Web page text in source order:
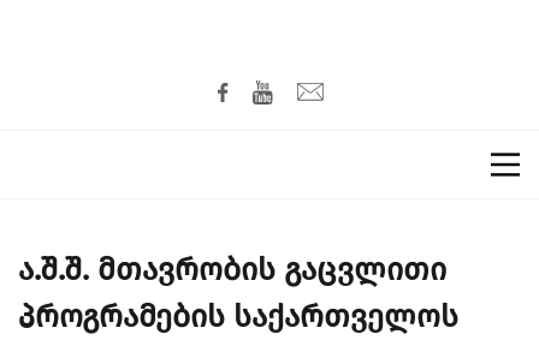
ა.შ.შ. მთავრობის გაცვლითი
პროგრამების საქართველოს